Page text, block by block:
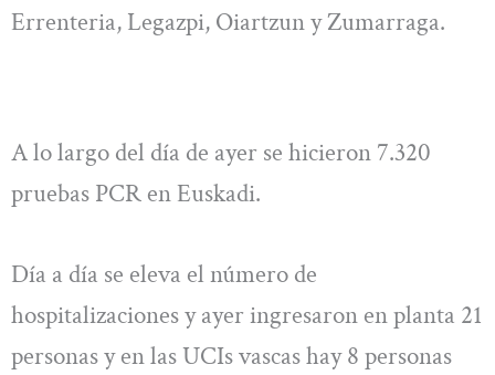
Errenteria, Legazpi, Oiartzun y Zumarraga.
A lo largo del día de ayer se hicieron 7.320
pruebas PCR en Euskadi.
Día a día se eleva el número de
hospitalizaciones y ayer ingresaron en planta 21
personas y en las UCIs vascas hay 8 personas